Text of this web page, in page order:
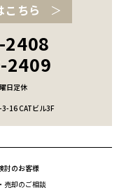
こちら
2409
日定休
16 CATビル3F
討のお客様
売却のご相談